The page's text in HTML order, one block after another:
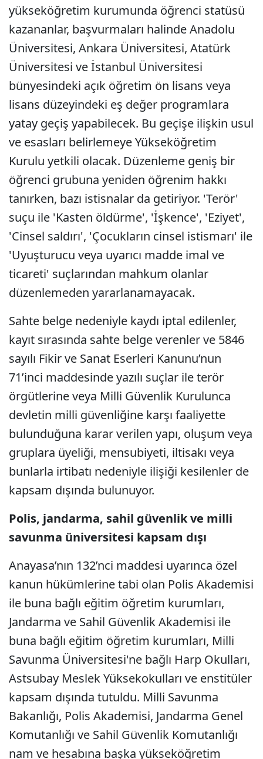
yükseköğretim kurumunda öğrenci statüsü
kazananlar, başvurmaları halinde Anadolu
Üniversitesi, Ankara Üniversitesi, Atatürk
Üniversitesi ve İstanbul Üniversitesi
bünyesindeki açık öğretim ön lisans veya
lisans düzeyindeki eş değer programlara
yatay geçiş yapabilecek. Bu geçişe ilişkin usul
ve esasları belirlemeye Yükseköğretim
Kurulu yetkili olacak. Düzenleme geniş bir
öğrenci grubuna yeniden öğrenim hakkı
tanırken, bazı istisnalar da getiriyor. 'Terör'
suçu ile 'Kasten öldürme', 'İşkence', 'Eziyet',
'Cinsel saldırı', 'Çocukların cinsel istismarı' ile
'Uyuşturucu veya uyarıcı madde imal ve
ticareti' suçlarından mahkum olanlar
düzenlemeden yararlanamayacak.
Sahte belge nedeniyle kaydı iptal edilenler,
kayıt sırasında sahte belge verenler ve 5846
sayılı Fikir ve Sanat Eserleri Kanunu’nun
71’inci maddesinde yazılı suçlar ile terör
örgütlerine veya Milli Güvenlik Kurulunca
devletin milli güvenliğine karşı faaliyette
bulunduğuna karar verilen yapı, oluşum veya
gruplara üyeliği, mensubiyeti, iltisakı veya
bunlarla irtibatı nedeniyle ilişiği kesilenler de
kapsam dışında bulunuyor.
Polis, jandarma, sahil güvenlik ve milli
savunma üniversitesi kapsam dışı
Anayasa’nın 132’nci maddesi uyarınca özel
kanun hükümlerine tabi olan Polis Akademisi
ile buna bağlı eğitim öğretim kurumları,
Jandarma ve Sahil Güvenlik Akademisi ile
buna bağlı eğitim öğretim kurumları, Milli
Savunma Üniversitesi'ne bağlı Harp Okulları,
Astsubay Meslek Yüksekokulları ve enstitüler
kapsam dışında tutuldu. Milli Savunma
Bakanlığı, Polis Akademisi, Jandarma Genel
Komutanlığı ve Sahil Güvenlik Komutanlığı
nam ve hesabına başka yükseköğretim